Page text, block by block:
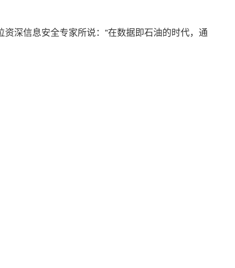
深信息安全专家所说：”在数据即石油的时代，通